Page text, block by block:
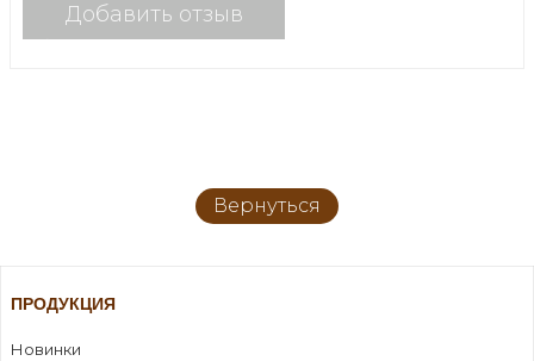
Добавить отзыв
Вернуться
ПРОДУКЦИЯ
Новинки